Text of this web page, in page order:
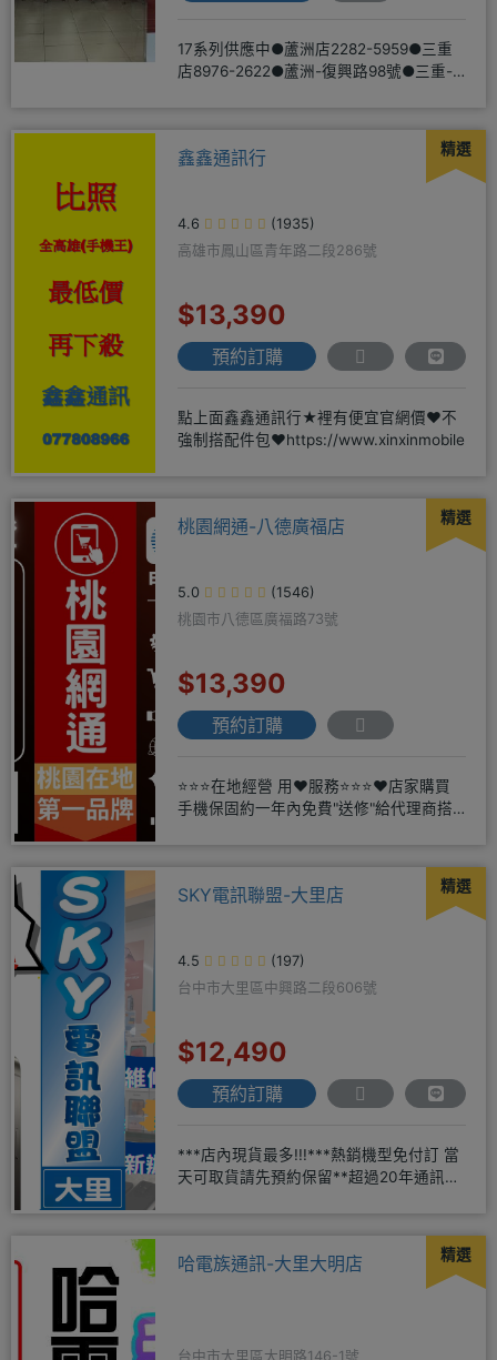
17系列供應中●蘆洲店2282-5959●三重
店8976-2622●蘆洲-復興路98號●三重-
精選
鑫鑫通訊行
4.6
(1935)
高雄市鳳山區青年路二段286號
$13,390
預約訂購
點上面鑫鑫通訊行★裡有便宜官網價❤️不
強制搭配件包❤️https://www.xinxinmobile
精選
桃園網通-八德廣福店
5.0
(1546)
桃園市八德區廣福路73號
$13,390
預約訂購
⭐⭐⭐在地經營 用❤️服務⭐⭐⭐❤️店家購買
手機保固約一年內免費"送修"給代理商搭
精選
SKY電訊聯盟-大里店
4.5
(197)
台中市大里區中興路二段606號
$12,490
預約訂購
***店內現貨最多!!!***熱銷機型免付訂 當
天可取貨請先預約保留**超過20年通訊經
精選
哈電族通訊-大里大明店
台中市大里區大明路146-1號